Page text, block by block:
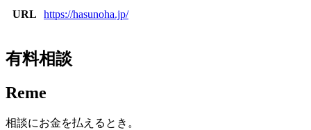
URL https://hasunoha.jp/
有料相談
Reme
相談にお金を払えるとき。